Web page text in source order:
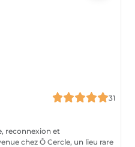
31
reconnexion et